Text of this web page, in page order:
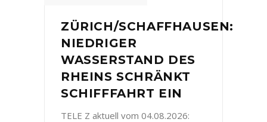
ZÜRICH/SCHAFFHAUSEN:
NIEDRIGER
WASSERSTAND DES
RHEINS SCHRÄNKT
SCHIFFFAHRT EIN
TELE Z aktuell vom 04.08.2026: